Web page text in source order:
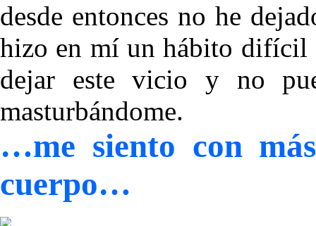
desde entonces no he
hizo en mí un hábito difícil
dejar este vicio y no
masturbándome.
…me siento con
cuerpo…